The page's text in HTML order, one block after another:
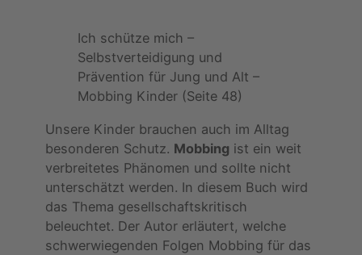
Ich schütze mich –
Selbstverteidigung und
Prävention für Jung und Alt –
Mobbing Kinder (Seite 48)
Unsere Kinder brauchen auch im Alltag
besonderen Schutz. Mobbing ist ein weit
verbreitetes Phänomen und sollte nicht
unterschätzt werden. In diesem Buch wird
das Thema gesellschaftskritisch
beleuchtet. Der Autor erläutert, welche
schwerwiegenden Folgen Mobbing für das